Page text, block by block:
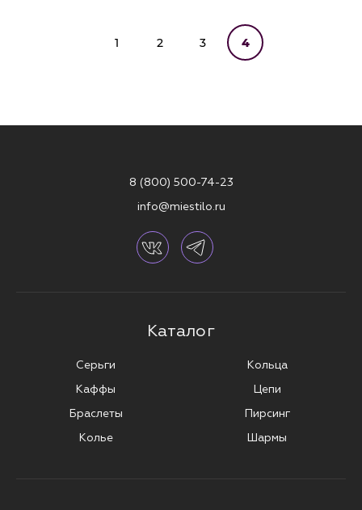
1 2 3 4
8 (800) 500-74-23
info@miestilo.ru
Каталог
Серьги
Каффы
Браслеты
Колье
Кольца
Цепи
Пирсинг
Шармы